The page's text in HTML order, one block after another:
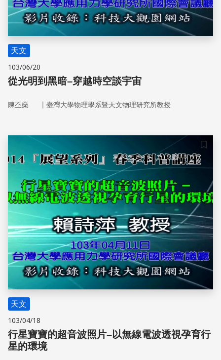
天文
103/06/20
從光明到黑暗–穿越時空談宇宙
陳丕燊 ｜ 臺灣大學物理學系暨天文物理研究所教授
儲存
天文
103/04/18
行星寶寶的超音波照片–以無線電波透視孕育行
星的環境